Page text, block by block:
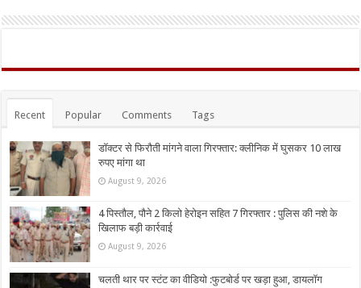
Recent Popular Comments Tags
डॉक्टर से फिरौती मांगने वाला गिरफ्तार: क्लीनिक में घुसकर 10 लाख
रुपए मांगा था
August 9, 2026
4 पिस्तौल, पौने 2 किलो हेरोइन सहित 7 गिरफ्तार : पुलिस की नशे के
खिलाफ बड़ी कार्रवाई
August 9, 2026
चलती थार पर स्टंट का वीडियो :फुटबोर्ड पर खड़ा हुआ, डायलॉग